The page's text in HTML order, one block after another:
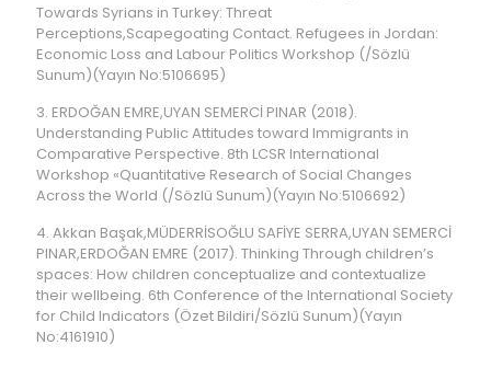
Towards Syrians in Turkey: Threat
Perceptions,Scapegoating Contact. Refugees in Jordan:
Economic Loss and Labour Politics Workshop (/Sözlü
Sunum)(Yayın No:5106695)
3. ERDOĞAN EMRE,UYAN SEMERCİ PINAR (2018).
Understanding Public Attitudes toward Immigrants in
Comparative Perspective. 8th LCSR International
Workshop «Quantitative Research of Social Changes
Across the World (/Sözlü Sunum)(Yayın No:5106692)
4. Akkan Başak,MÜDERRİSOĞLU SAFİYE SERRA,UYAN SEMERCİ
PINAR,ERDOĞAN EMRE (2017). Thinking Through children’s
spaces: How children conceptualize and contextualize
their wellbeing. 6th Conference of the International Society
for Child Indicators (Özet Bildiri/Sözlü Sunum)(Yayın
No:4161910)